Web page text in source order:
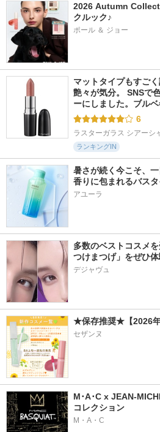
2026 Autumn
クルック♪
ポール ＆ ジョー
マットタイプもすご
艶々が気分。 SNSで
ーにしました。ブル
6
ラスターガラス シアーシ
ランキングIN
暑さが続く今こそ、
香りに包まれるバスタ
アユーラ
多数のベストコスメ
つけまつげ」をぜひ
デジャヴュ
★保存推奨★【2026年
セザンヌ
M･A･C x JEAN-
コレクション
M・A・C